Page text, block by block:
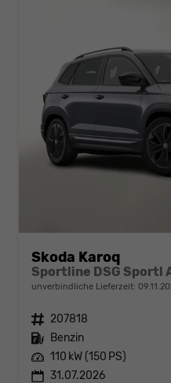
Skoda Karoq
unverbindliche Lieferzeit:
Fahrzeugnr. 207818
Kraftstoff Benzin
Leistung 110 kW (150 PS)
31.07.2026